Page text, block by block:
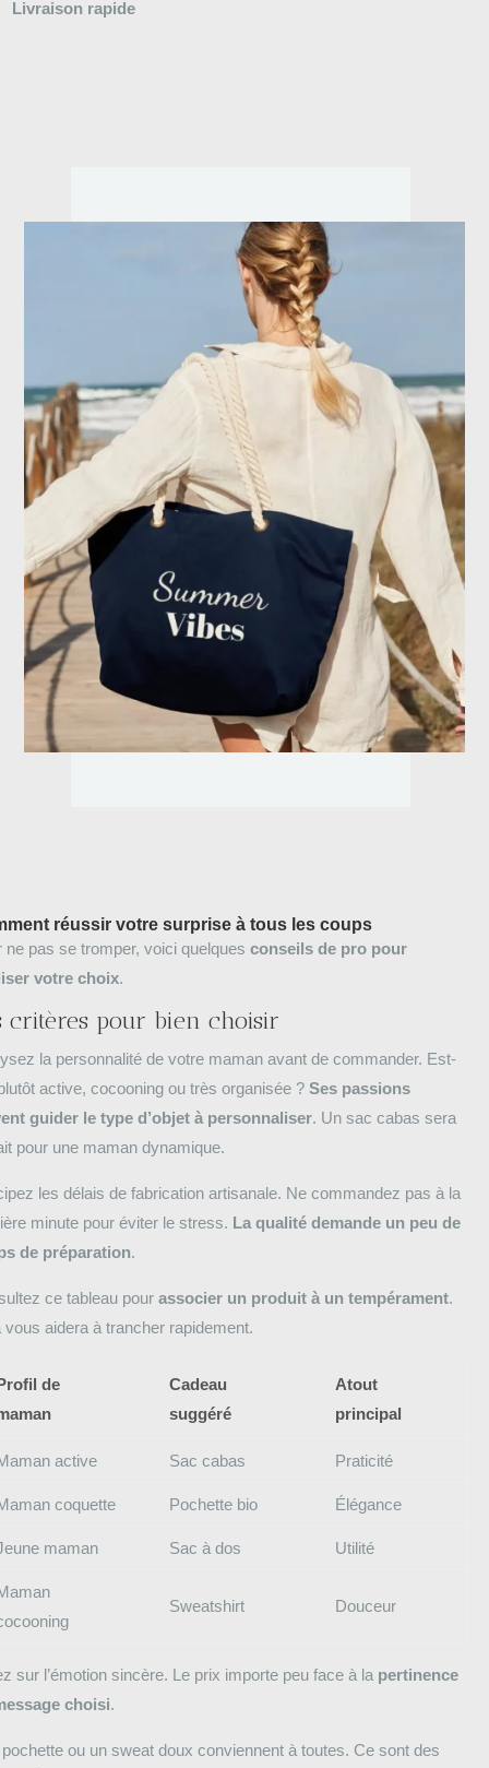
Livraison rapide
réussir votre surprise à tous les coups
ne pas se tromper, voici quelquesconseils de pro pour
votre choix.
critères pour bien choisir
la personnalité de votre maman avant de commander. Est-
active, cocooning ou très organisée ?Ses passions
guider le type d’objet à personnaliser. Un sac cabas sera
pour une maman dynamique.
les délais de fabrication artisanale. Ne commandez pas à la
minute pour éviter le stress. La qualité demande un peu de
de préparation.
ce tableau pourassocier un produit à un tempérament.
vous aidera à trancher rapidement.
de
Cadeau
suggéré
Atout
principal
active Sac cabas Praticité
coquette Pochette bio Élégance
maman Sac à dos Utilité
Sweatshirt Douceur
sur l’émotion sincère. Le prix importe peu face à la pertinence
choisi.
ou un sweat doux conviennent à toutes. Ce sont des